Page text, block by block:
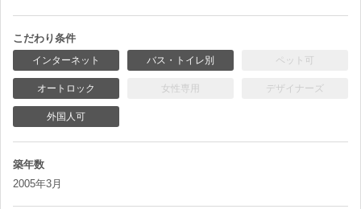
こだわり条件
インターネット バス・トイレ別 ペット可
オートロック 女性専用 デザイナーズ
外国人可
築年数
2005年3月